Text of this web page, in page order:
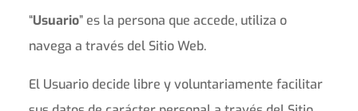
“Usuario” es la persona que accede, utiliza o
navega a través del Sitio Web.
El Usuario decide libre y voluntariamente facilitar